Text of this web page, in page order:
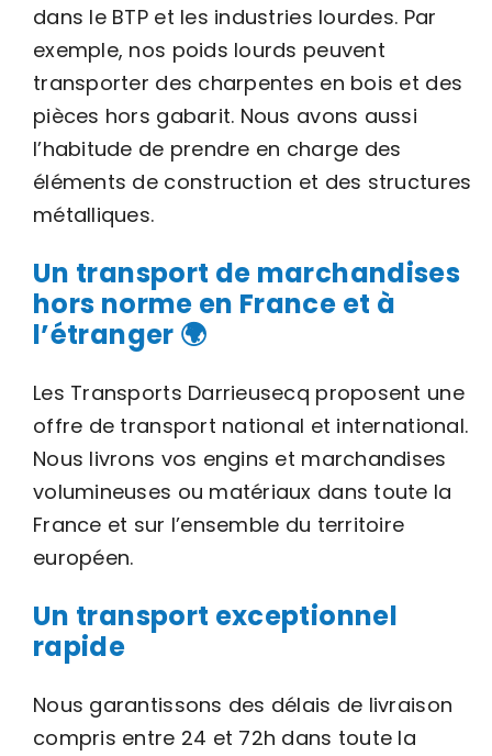
dans le BTP et les industries lourdes. Par
exemple, nos poids lourds peuvent
transporter des charpentes en bois et des
pièces hors gabarit. Nous avons aussi
l’habitude de prendre en charge des
éléments de construction et des structures
métalliques.
Un transport de marchandises
hors norme en France et à
l’étranger 🌍
Les Transports Darrieusecq proposent une
offre de transport national et international.
Nous livrons vos engins et marchandises
volumineuses ou matériaux dans toute la
France et sur l’ensemble du territoire
européen.
Un transport exceptionnel
rapide
Nous garantissons des délais de livraison
compris entre 24 et 72h dans toute la